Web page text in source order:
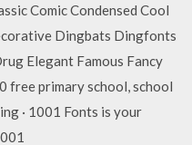
Comic Condensed Cool
Dingbats Dingfonts
Elegant Famous Fancy
free primary school, school
· 1001 Fonts is your